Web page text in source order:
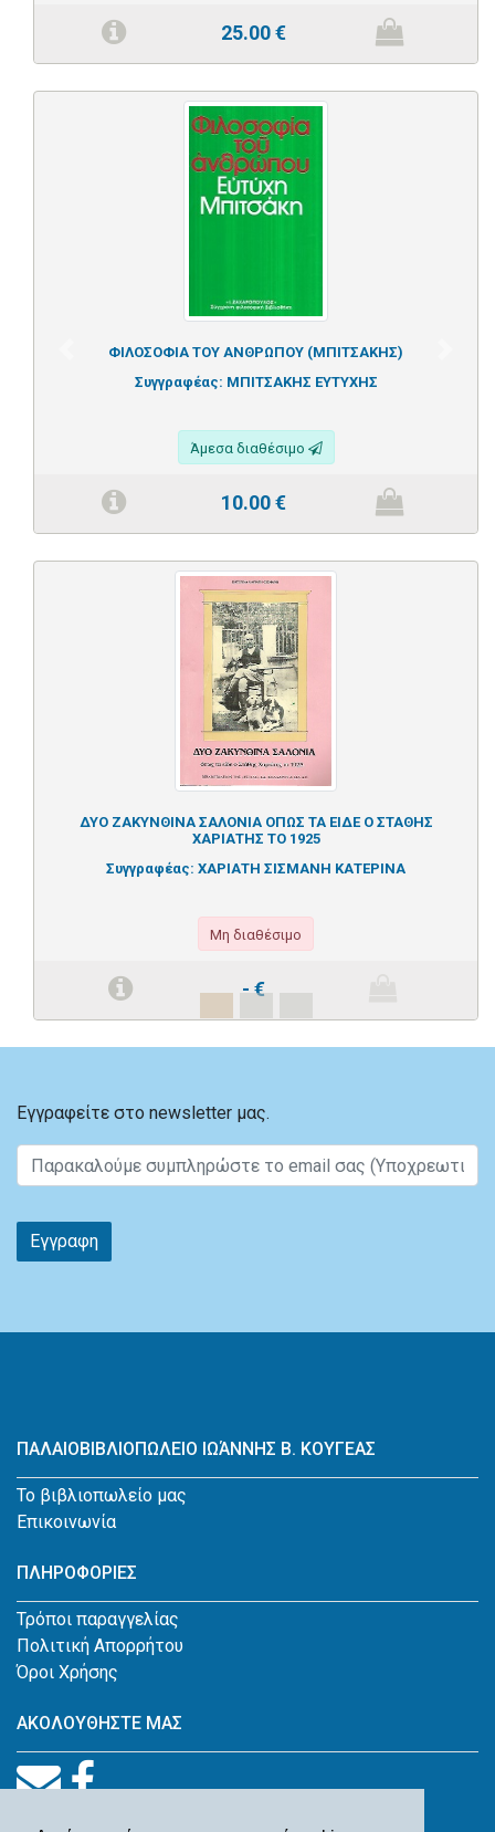
25.00€
ΦΙΛΟΣΟΦΙΑ ΤΟΥ ΑΝΘΡΩΠΟΥ (ΜΠΙΤΣΑΚΗΣ)
Συγγραφέας: ΜΠΙΤΣΑΚΗΣ ΕΥΤΥΧΗΣ
Άμεσα διαθέσιμο
10.00€
ΔΥΟ ΖΑΚΥΝΘΙΝΑ ΣΑΛΟΝΙΑ ΟΠΩΣ ΤΑ ΕΙΔΕ Ο ΣΤΑΘΗΣ
ΧΑΡΙΑΤΗΣ ΤΟ 1925
Συγγραφέας: ΧΑΡΙΑΤΗ ΣΙΣΜΑΝΗ ΚΑΤΕΡΙΝΑ
Μη διαθέσιμο
- €
Previous
Εγγραφείτε στο newsletter μας.
Εγγραφη
ΠΑΛΑΙΟΒΙΒΛΙΟΠΩΛΕΙΟ ΙΩΆΝΝΗΣ Β. ΚΟΥΓΕΑΣ
Το βιβλιοπωλείο μας
Επικοινωνία
ΠΛΗΡΟΦΟΡΙΕΣ
Τρόποι παραγγελίας
Πολιτική Απορρήτου
Όροι Χρήσης
ΑΚΟΛΟΥΘΗΣΤΕ ΜΑΣ